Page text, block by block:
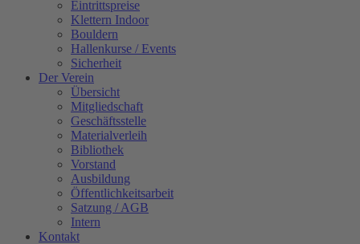
Eintrittspreise
Klettern Indoor
Bouldern
Hallenkurse / Events
Sicherheit
Der Verein
Übersicht
Mitgliedschaft
Geschäftsstelle
Materialverleih
Bibliothek
Vorstand
Ausbildung
Öffentlichkeitsarbeit
Satzung / AGB
Intern
Kontakt